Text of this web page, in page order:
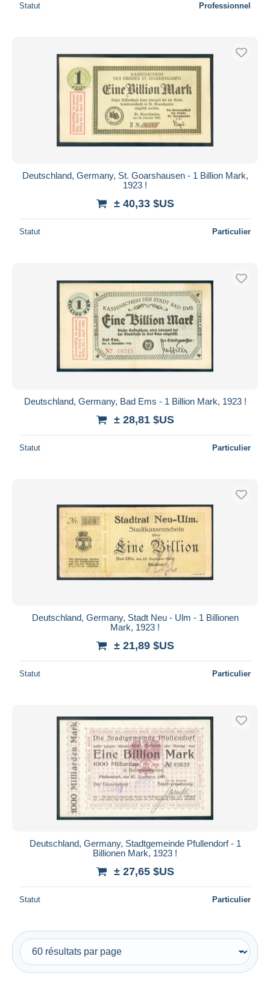
Statut Professionnel
Deutschland, Germany, St. Goarshausen - 1 Billion Mark,
1923 !
± 40,33 $US
Statut Particulier
Deutschland, Germany, Bad Ems - 1 Billion Mark, 1923 !
± 28,81 $US
Statut Particulier
Deutschland, Germany, Stadt Neu - Ulm - 1 Billionen
Mark, 1923 !
± 21,89 $US
Statut Particulier
Deutschland, Germany, Stadtgemeinde Pfullendorf - 1
Billionen Mark, 1923 !
± 27,65 $US
Statut Particulier